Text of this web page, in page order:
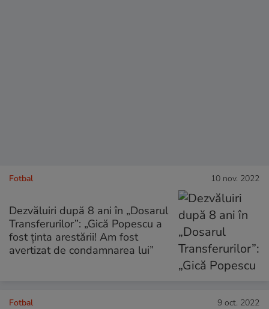
Fotbal 10 nov. 2022
Dezvăluiri după 8 ani în „Dosarul
Transferurilor”: „Gică Popescu a
fost ținta arestării! Am fost
avertizat de condamnarea lui”
Fotbal 9 oct. 2022